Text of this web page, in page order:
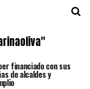
financiado con sus
de alcaldes y